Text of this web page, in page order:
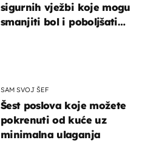
sigurnih vježbi koje mogu
smanjiti bol i poboljšati
SAM SVOJ ŠEF
Šest poslova koje možete
pokrenuti od kuće uz
minimalna ulaganja